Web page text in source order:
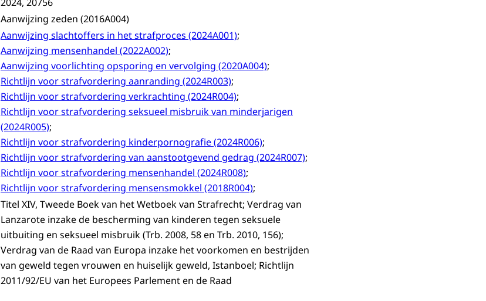
Aanwijzing zeden (2016A004)
Aanwijzing slachtoffers in het strafproces (2024A001);
Aanwijzing mensenhandel (2022A002);
Aanwijzing voorlichting opsporing en vervolging (2020A004);
Richtlijn voor strafvordering aanranding (2024R003);
Richtlijn voor strafvordering verkrachting (2024R004);
Richtlijn voor strafvordering seksueel misbruik van minderjarigen
(2024R005);
Richtlijn voor strafvordering kinderpornografie (2024R006);
Richtlijn voor strafvordering van aanstootgevend gedrag (2024R007);
Richtlijn voor strafvordering mensenhandel (2024R008);
Richtlijn voor strafvordering mensensmokkel (2018R004);
Titel XIV, Tweede Boek van het Wetboek van Strafrecht; Verdrag van
Lanzarote inzake de bescherming van kinderen tegen seksuele
uitbuiting en seksueel misbruik (Trb. 2008, 58 en Trb. 2010, 156);
Verdrag van de Raad van Europa inzake het voorkomen en bestrijden
van geweld tegen vrouwen en huiselijk geweld, Istanboel; Richtlijn
2011/92/EU van het Europees Parlement en de Raad